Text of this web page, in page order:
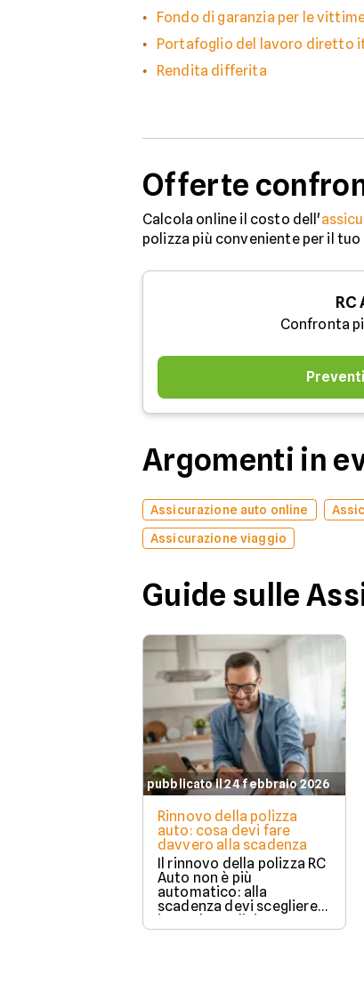
Fondo di garanzia per le
Portafoglio del lavoro diretto
Rendita differita
Offerte
Calcola online il costo dell'
polizza più conveniente per il
RC
Confronta
Argomenti in
Assicurazione auto online
Assicurazione viaggio
Guide sulle
pubblicato il 24 febbraio 2026
Rinnovo della polizza
auto: cosa devi fare
davvero alla scadenza
Il rinnovo della polizza RC
Auto non è più
automatico: alla
scadenza devi scegliere
in modo esplicito se
rinnovare con la stessa